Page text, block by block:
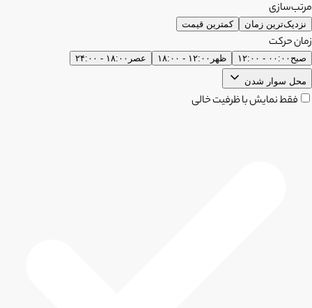
مرتب‌سازی
نزدیک‌ترین زمان کمترین قیمت
زمان حرکت
صبح ۰۰:۰۰ - ۱۲:۰۰ ظهر ۱۲:۰۰ - ۱۸:۰۰ عصر ۱۸:۰۰ - ۲۴:۰۰
محل سوار شدن
فقط نمایش با ظرفیت خالی